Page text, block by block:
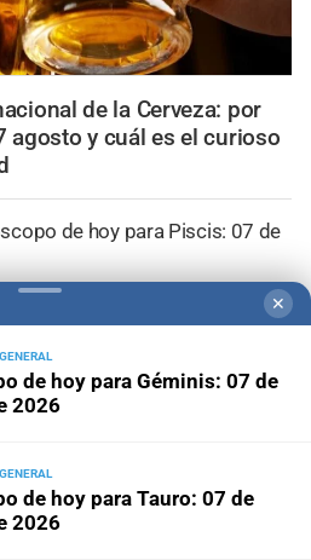
de la Cerveza: por
agosto y cuál es el curioso
de hoy para Piscis: 07 de
de hoy para Acuario: 07
de hoy para Capricornio:
de hoy para Sagitario: 07
✕
de hoy para Géminis: 07 de
2026
de hoy para Tauro: 07 de
2026